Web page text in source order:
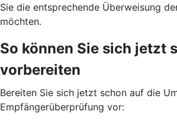
Sie die entsprechende Überweisung
möchten.
So können Sie sich jetzt
vorbereiten
Bereiten Sie sich jetzt schon auf die
Empfängerüberprüfung vor: